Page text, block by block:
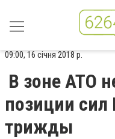
09:00, 16 січня 2018 р.
В зоне АТО
позиции
трижды